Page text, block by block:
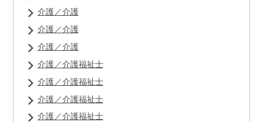
介護／介護
介護／介護
介護／介護
介護／介護福祉士
介護／介護福祉士
介護／介護福祉士
介護／介護福祉士